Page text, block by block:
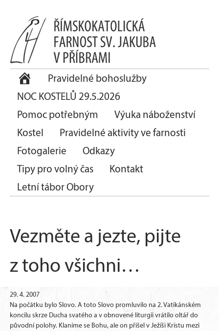
Pravidelné bohoslužby
NOC KOSTELŮ 29.5.2026
Pomoc potřebným
Výuka náboženství
Kostel
Pravidelné aktivity ve farnosti
Fotogalerie
Odkazy
Tipy pro volný čas
Kontakt
Letní tábor Obory
Vezměte a jezte, pijte
z toho všichni…
29. 4. 2007
Na počátku bylo Slovo. A toto Slovo promluvilo na 2. Vatikánském
koncilu skrze Ducha svatého a v obnovené liturgii vrátilo oltář do
původní polohy. Klaníme se Bohu, ale on přišel v Ježíši Kristu mezi